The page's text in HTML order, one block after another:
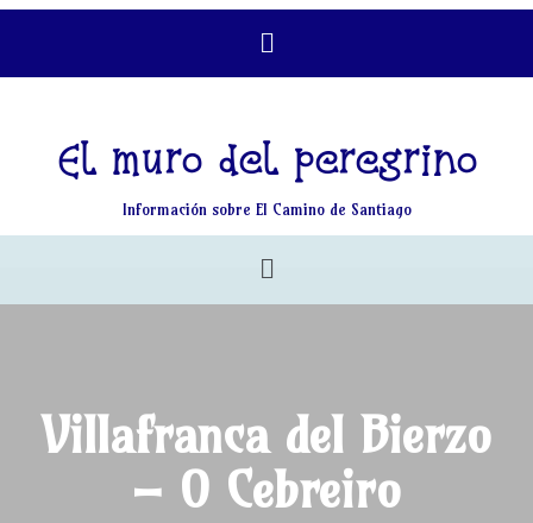
El muro del peregrino
Información sobre El Camino de Santiago
Villafranca del Bierzo
– O Cebreiro